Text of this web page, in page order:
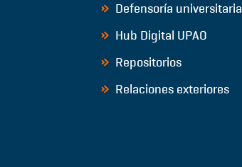
Defensoría universitaria
Hub Digital UPAO
Repositorios
Relaciones exteriores